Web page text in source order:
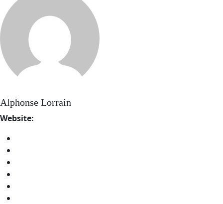
Alphonse Lorrain
Website: